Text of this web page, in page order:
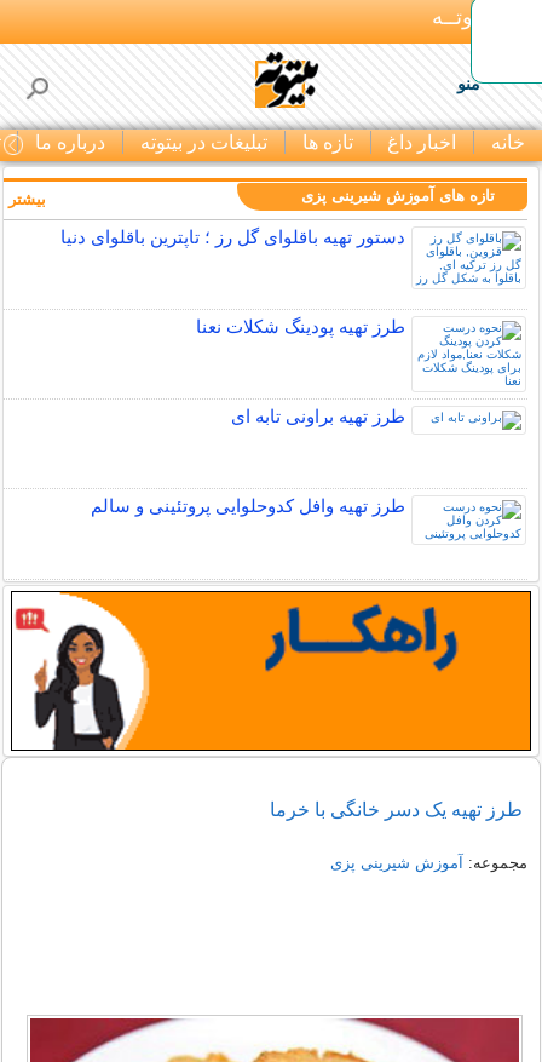
بـیتوتــه
منو
خانه اخبار داغ تازه ها تبلیغات در بیتوته درباره ما
تازه های آموزش شیرینی پزی
دستور تهیه باقلوای گل رز ؛ تاپترین باقلوای دنیا
طرز تهیه پودینگ شکلات نعنا
طرز تهیه براونی تابه ای
طرز تهیه وافل کدوحلوایی پروتئینی و سالم
بیشتر
طرز تهیه یک دسر خانگی با خرما
مجموعه: آموزش شیرینی پزی